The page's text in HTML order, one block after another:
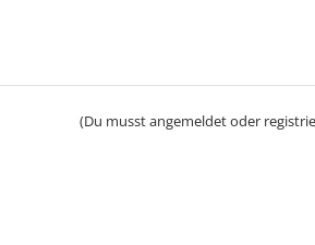
(Du musst angemeldet oder